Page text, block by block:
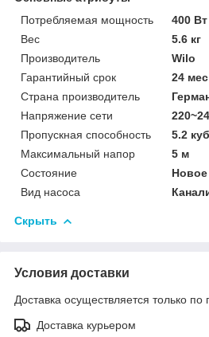
Потребляемая мощность
400 Вт
Вес
5.6 кг
Производитель
Wilo
Гарантийный срок
24 мес
Страна производитель
Напряжение сети
Пропускная способность
5.2
Максимальный напор
5 м
Состояние
Новое
Вид насоса
Скрыть
Условия доставки
Доставка осуществляется только по
Доставка курьером